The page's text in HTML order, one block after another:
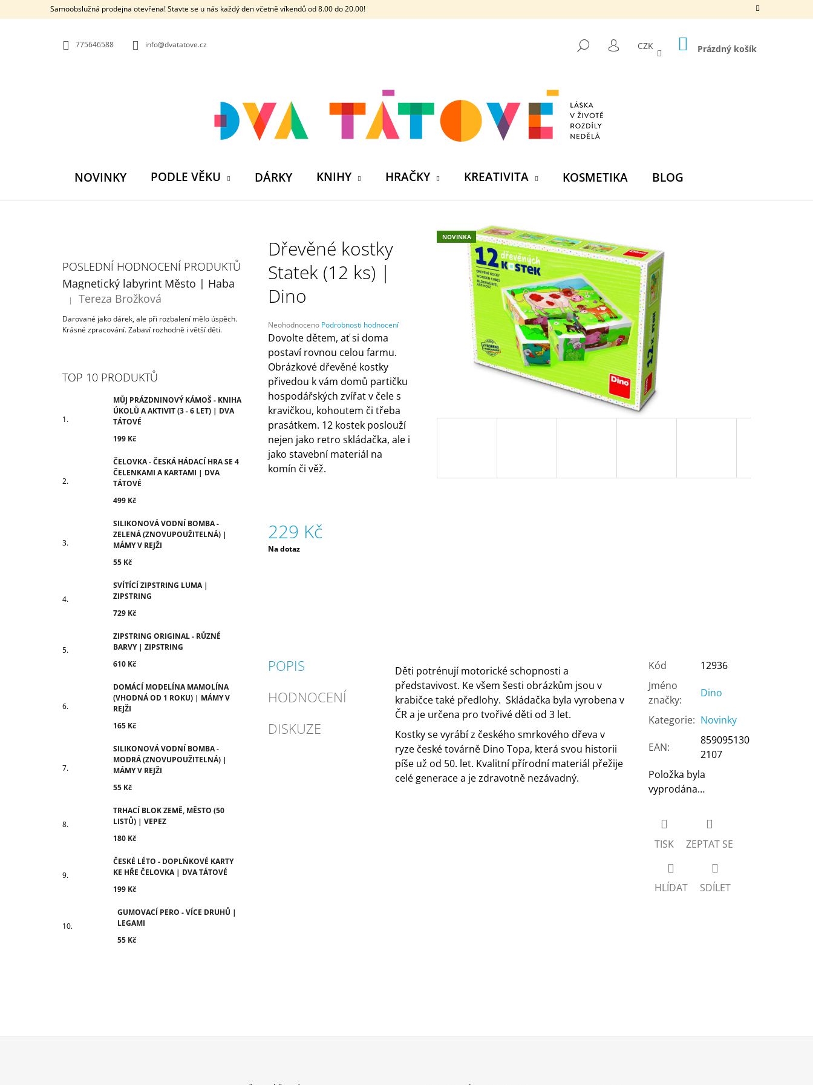
Samoobslužná prodejna otevřena! Stavte se u nás každý den včetně víkendů od 8.00 do 20.00!
775646588 info@dvatatove.cz HLEDAT
PŘIHLÁŠENÍ
CZK NÁKUPNÍ
KOŠÍK
Prázdný košík
NOVINKY PODLE VĚKU DÁRKY KNIHY HRAČKY KREATIVITA KOSMETIKA BLOG
POSLEDNÍ HODNOCENÍ PRODUKTŮ
Magnetický labyrint Město | Haba
Hodnocení produktu je 5 z 5 hvězdiček.
| Tereza Brožková
Darované jako dárek, ale při rozbalení mělo úspěch.
Krásné zpracování. Zabaví rozhodně i větší děti.
TOP 10 PRODUKTŮ
MŮJ PRÁZDNINOVÝ KÁMOŠ - KNIHA
ÚKOLŮ A AKTIVIT (3 - 6 LET) | DVA
TÁTOVÉ
199 Kč
ČELOVKA - ČESKÁ HÁDACÍ HRA SE 4
ČELENKAMI A KARTAMI | DVA
TÁTOVÉ
499 Kč
SILIKONOVÁ VODNÍ BOMBA -
ZELENÁ (ZNOVUPOUŽITELNÁ) |
MÁMY V REJŽI
55 Kč
SVÍTÍCÍ ZIPSTRING LUMA |
ZIPSTRING
729 Kč
ZIPSTRING ORIGINAL - RŮZNÉ
BARVY | ZIPSTRING
610 Kč
DOMÁCÍ MODELÍNA MAMOLÍNA
(VHODNÁ OD 1 ROKU) | MÁMY V
REJŽI
165 Kč
SILIKONOVÁ VODNÍ BOMBA -
MODRÁ (ZNOVUPOUŽITELNÁ) |
MÁMY V REJŽI
55 Kč
TRHACÍ BLOK ZEMĚ, MĚSTO (50
LISTŮ) | VEPEZ
180 Kč
ČESKÉ LÉTO - DOPLŇKOVÉ KARTY
KE HŘE ČELOVKA | DVA TÁTOVÉ
199 Kč
GUMOVACÍ PERO - VÍCE DRUHŮ |
LEGAMI
55 Kč
Dřevěné kostky
Statek (12 ks) |
Dino
Průměrné
hodnocení
je
0,0
z
5
hvězdiček.
Neohodnoceno Podrobnosti hodnocení
NOVINKA
Dovolte dětem, ať si doma
postaví rovnou celou farmu.
Obrázkové dřevěné kostky
přivedou k vám domů partičku
hospodářských zvířat v čele s
kravičkou, kohoutem či třeba
prasátkem. 12 kostek poslouží
nejen jako retro skládačka, ale i
jako stavební materiál na
komín či věž.
229 Kč
Měrná
Na dotaz
POPIS
HODNOCENÍ
DISKUZE
Děti potrénují motorické schopnosti a
představivost. Ke všem šesti obrázkům jsou v
krabičce také předlohy. Skládačka byla vyrobena v
ČR a je určena pro tvořivé děti od 3 let.
Kostky se vyrábí z českého smrkového dřeva v
ryze české továrně Dino Topa, která svou historii
píše už od 50. let. Kvalitní přírodní materiál přežije
celé generace a je zdravotně nezávadný.
Kód
12936
Jméno
značky:
Dino
Kategorie: Novinky
EAN:
859095130
2107
Položka byla
vyprodána…
TISK ZEPTAT SE
HLÍDAT SDÍLET
O
HLEDAT
MŮJ PRÁZDNINOVÝ KÁMOŠ - KNIHA
ÚKOLŮ A AKTIVIT (3 - 6 LET) | DVA
TÁTOVÉ
199 Kč
ČELOVKA - ČESKÁ HÁDACÍ HRA SE 4
ČELENKAMI A KARTAMI | DVA TÁTOVÉ
499 Kč
SILIKONOVÁ VODNÍ BOMBA - ZELENÁ
(ZNOVUPOUŽITELNÁ) | MÁMY V REJŽI
55 Kč